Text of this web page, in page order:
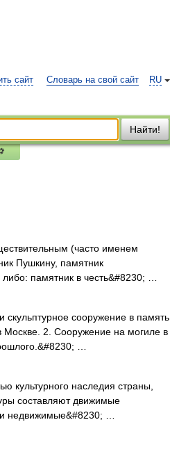
RU
сайт Словарь на свой сайт
Найти!
(часто именем
Пушкину, памятник
памятник в честь&#8230; …
сооружение в память
Москве. 2. Сооружение на могиле в
…
наследия страны,
составляют движимые
недвижимые&#8230; …